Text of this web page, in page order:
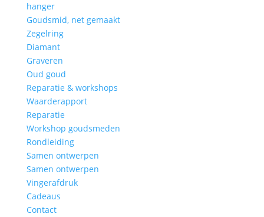
hanger
Goudsmid, net gemaakt
Zegelring
Diamant
Graveren
Oud goud
Reparatie & workshops
Waarderapport
Reparatie
Workshop goudsmeden
Rondleiding
Samen ontwerpen
Samen ontwerpen
Vingerafdruk
Cadeaus
Contact